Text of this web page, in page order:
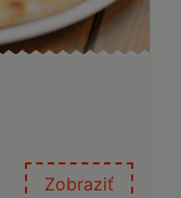
Zobraziť